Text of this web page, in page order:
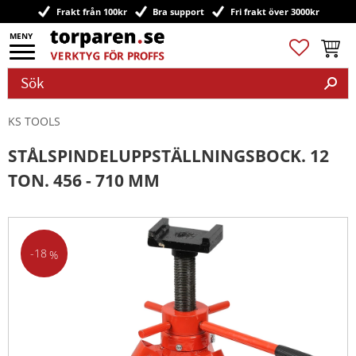
Meny
Frakt från 100kr Bra support Fri frakt över 3000kr
Favoriter
KS TOOLS
STÅLSPINDELUPPSTÄLLNINGSBOCK. 12
TON. 456 - 710 MM
18 %